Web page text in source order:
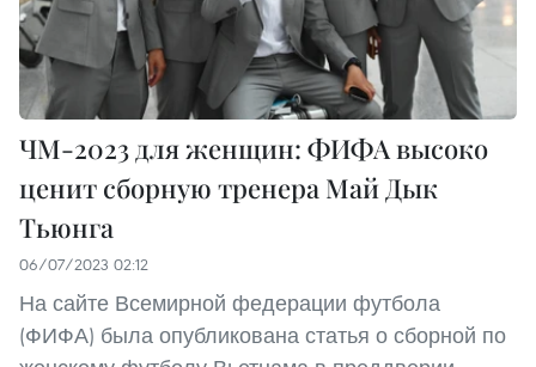
ЧМ-2023 для женщин: ФИФА высоко
ценит сборную тренера Май Дык
Тьюнга
06/07/2023 02:12
На сайте Всемирной федерации футбола
(ФИФА) была опубликована статья о сборной по